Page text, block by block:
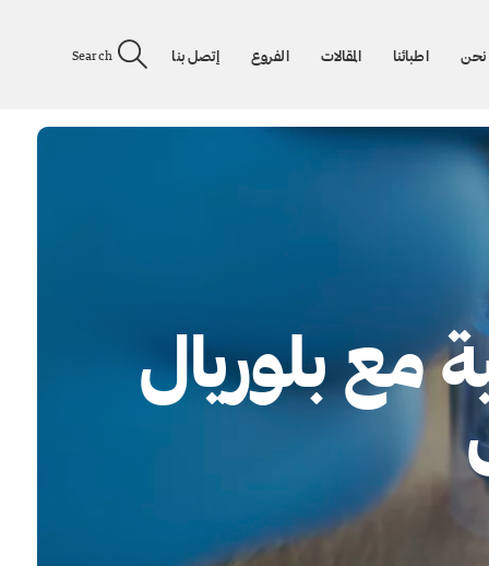
اطبائنا المقالات الفروع إتصل بنا Search
مع بلوريال